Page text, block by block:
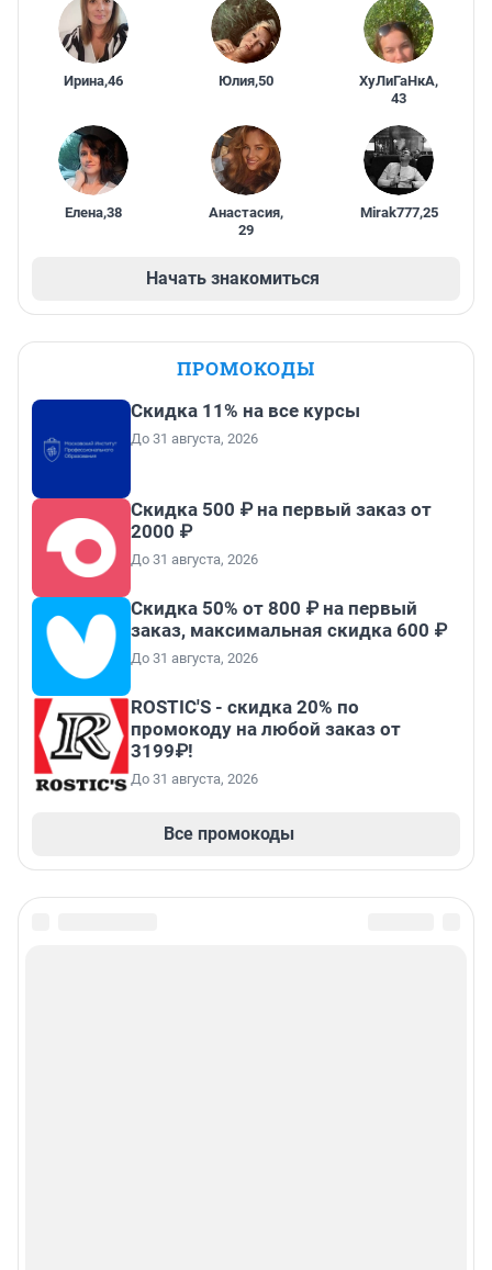
Ирина,46 Юлия,50 ХуЛиГаНкА,
43
Елена,38 Анастасия,
29
Mirak777,25
Начать знакомиться
ПРОМОКОДЫ
Скидка 11% на все курсы
До 31 августа, 2026
Скидка 500 ₽ на первый заказ от
2000 ₽
До 31 августа, 2026
Скидка 50% от 800 ₽ на первый
заказ, максимальная скидка 600 ₽
До 31 августа, 2026
ROSTIC'S - скидка 20% по
промокоду на любой заказ от
3199₽!
До 31 августа, 2026
Все промокоды